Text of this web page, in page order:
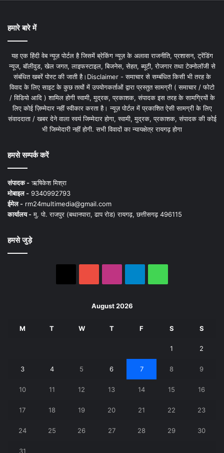
हमारे बारे में
यह एक हिंदी वेब न्यूज़ पोर्टल है जिसमें ब्रेकिंग न्यूज़ के अलावा राजनीति, प्रशासन, ट्रेंडिंग
न्यूज, बॉलीवुड, खेल जगत, लाइफस्टाइल, बिजनेस, सेहत, ब्यूटी, रोजगार तथा टेक्नोलॉजी से
संबंधित खबरें पोस्ट की जाती है।Disclaimer - समाचार से सम्बंधित किसी भी तरह के
विवाद के लिए साइट के कुछ तत्वों में उपयोगकर्ताओं द्वारा प्रस्तुत सामग्री ( समाचार / फोटो
/ विडियो आदि ) शामिल होगी स्वामी, मुद्रक, प्रकाशक, संपादक इस तरह के सामग्रियों के
लिए कोई ज़िम्मेदार नहीं स्वीकार करता है। न्यूज़ पोर्टल में प्रकाशित ऐसी सामग्री के लिए
संवाददाता / खबर देने वाला स्वयं जिम्मेदार होगा, स्वामी, मुद्रक, प्रकाशक, संपादक की कोई
भी जिम्मेदारी नहीं होगी. सभी विवादों का न्यायक्षेत्र रायगढ़ होगा
हमसे सम्पर्क करें
संपादक -ऋषिकेश मिश्रा
मोबाइल - 9340992793
ईमेल - rm24multimedia@gmail.com
कार्यालय -मु. पो. राजपुर (बथानपारा, ढाप रोड) रायगढ़, छत्तीसगढ़ 496115
हमसे जुड़े
August 2026
M T W T F S S
1 2
3 4 5 6 7 8 9
10 11 12 13 14 15 16
17 18 19 20 21 22 23
24 25 26 27 28 29 30
31